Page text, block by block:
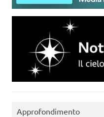
Approfondimento